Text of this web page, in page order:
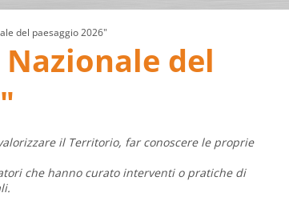
del paesaggio 2026"
del
il Territorio, far conoscere le proprie
che hanno curato interventi o pratiche di